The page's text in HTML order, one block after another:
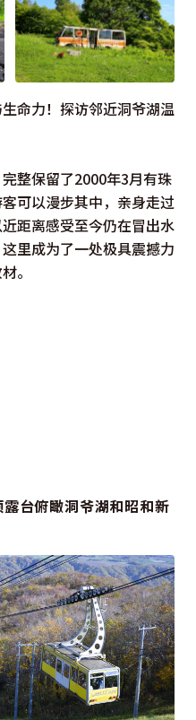
命力！探访邻近洞爷湖温
整保留了2000年3月有珠
可以漫步其中，亲身走过
距离感受至今仍在冒出水
里成为了一处极具震撼力
。
台俯瞰洞爷湖和昭和新